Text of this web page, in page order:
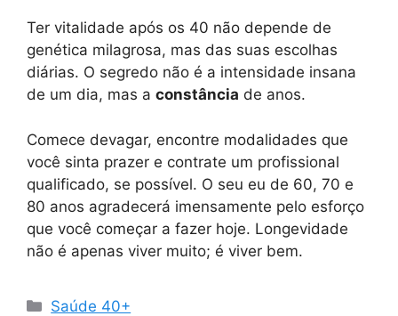
Ter vitalidade após os 40 não depende de
genética milagrosa, mas das suas escolhas
diárias. O segredo não é a intensidade insana
de um dia, mas a constância de anos.
Comece devagar, encontre modalidades que
você sinta prazer e contrate um profissional
qualificado, se possível. O seu eu de 60, 70 e
80 anos agradecerá imensamente pelo esforço
que você começar a fazer hoje. Longevidade
não é apenas viver muito; é viver bem.
Categorias
Saúde 40+